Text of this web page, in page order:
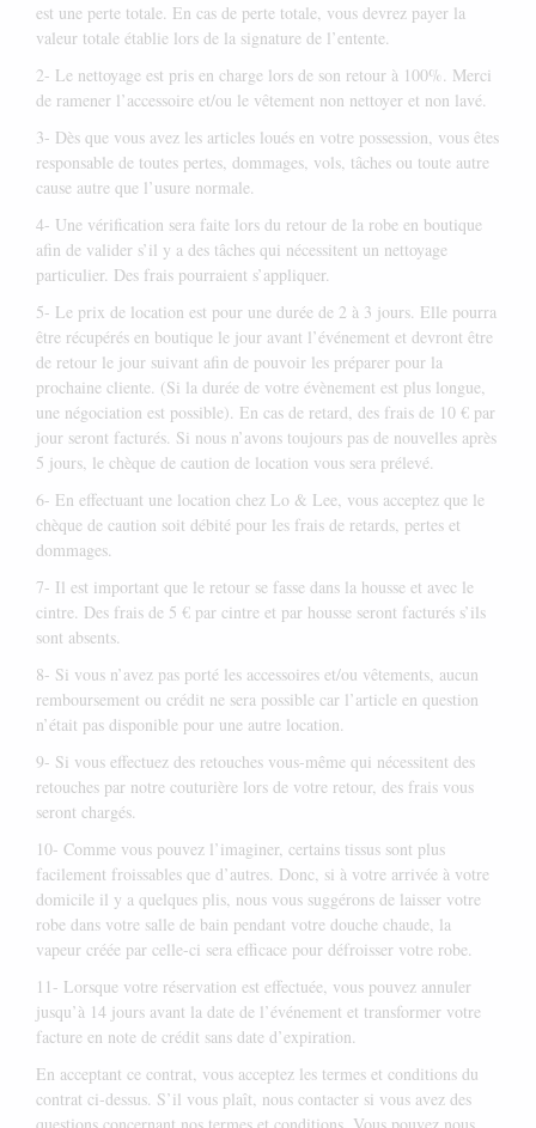
est une perte totale. En cas de perte totale, vous devrez payer la
valeur totale établie lors de la signature de l’entente.
2- Le nettoyage est pris en charge lors de son retour à 100%. Merci
de ramener l’accessoire et/ou le vêtement non nettoyer et non lavé.
3- Dès que vous avez les articles loués en votre possession, vous êtes
responsable de toutes pertes, dommages, vols, tâches ou toute autre
cause autre que l’usure normale.
4- Une vérification sera faite lors du retour de la robe en boutique
afin de valider s’il y a des tâches qui nécessitent un nettoyage
particulier. Des frais pourraient s’appliquer.
5- Le prix de location est pour une durée de 2 à 3 jours. Elle pourra
être récupérés en boutique le jour avant l’événement et devront être
de retour le jour suivant afin de pouvoir les préparer pour la
prochaine cliente. (Si la durée de votre évènement est plus longue,
une négociation est possible). En cas de retard, des frais de 10 € par
jour seront facturés. Si nous n’avons toujours pas de nouvelles après
5 jours, le chèque de caution de location vous sera prélevé.
6- En effectuant une location chez Lo & Lee, vous acceptez que le
chèque de caution soit débité pour les frais de retards, pertes et
dommages.
7- Il est important que le retour se fasse dans la housse et avec le
cintre. Des frais de 5 € par cintre et par housse seront facturés s’ils
sont absents.
8- Si vous n’avez pas porté les accessoires et/ou vêtements, aucun
remboursement ou crédit ne sera possible car l’article en question
n’était pas disponible pour une autre location.
9- Si vous effectuez des retouches vous-même qui nécessitent des
retouches par notre couturière lors de votre retour, des frais vous
seront chargés.
10- Comme vous pouvez l’imaginer, certains tissus sont plus
facilement froissables que d’autres. Donc, si à votre arrivée à votre
domicile il y a quelques plis, nous vous suggérons de laisser votre
robe dans votre salle de bain pendant votre douche chaude, la
vapeur créée par celle-ci sera efficace pour défroisser votre robe.
11- Lorsque votre réservation est effectuée, vous pouvez annuler
jusqu’à 14 jours avant la date de l’événement et transformer votre
facture en note de crédit sans date d’expiration.
En acceptant ce contrat, vous acceptez les termes et conditions du
contrat ci-dessus. S’il vous plaît, nous contacter si vous avez des